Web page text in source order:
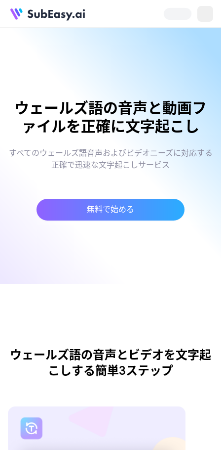
ウェールズ語の音声と動画フ
ァイルを正確に文字起こし
すべてのウェールズ語音声およびビデオニーズに対応する
正確で迅速な文字起こしサービス
無料で始める
ウェールズ語の音声とビデオを文字起
こしする簡単3ステップ